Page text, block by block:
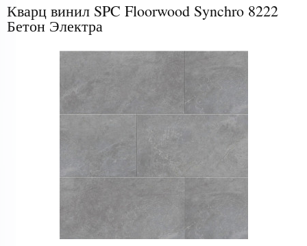
Кварц винил SPC Floorwood Synchro 8222
Бетон Электра